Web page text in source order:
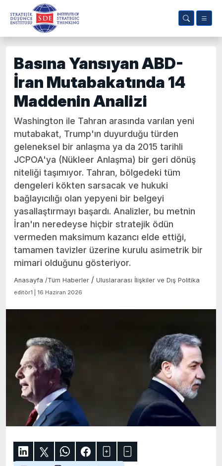
Basına Yansıyan ABD-
İran Mutabakatında 14
Maddenin Analizi
Washington ile Tahran arasında varılan yeni
mutabakat, Trump'ın duyurduğu türden
geleneksel bir anlaşma ya da 2015 tarihli
JCPOA'ya (Nükleer Anlaşma) bir geri dönüş
niteliği taşımıyor. Tahran, bölgedeki tüm
dengeleri kökten sarsacak ve hukuki
bağlayıcılığı olan yepyeni bir belgeyi
yasallaştırmayı başardı. Analizler, bu metnin
İran'ın neredeyse hiçbir stratejik ödün
vermeden maksimum kazancı elde ettiği,
tamamen tavizler üzerine kurulu asimetrik bir
mimari olduğunu gösteriyor.
Anasayfa /Tüm Haberler / Uluslararası İlişkiler ve Dış Politika
editör1 | 16 Haziran 2026